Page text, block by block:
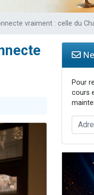
vraiment : celle du
Pour
cours